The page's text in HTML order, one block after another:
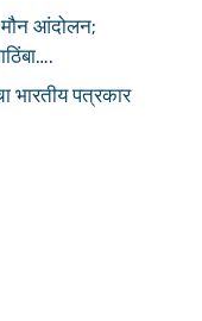
मौन आंदोलन;
भारतीय पत्रकार